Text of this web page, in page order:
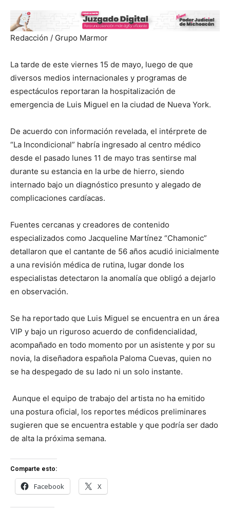
Redacción / Grupo Marmor
La tarde de este viernes 15 de mayo, luego de que
diversos medios internacionales y programas de
espectáculos reportaran la hospitalización de
emergencia de Luis Miguel en la ciudad de Nueva York.
De acuerdo con información revelada, el intérprete de
“La Incondicional” habría ingresado al centro médico
desde el pasado lunes 11 de mayo tras sentirse mal
durante su estancia en la urbe de hierro, siendo
internado bajo un diagnóstico presunto y alegado de
complicaciones cardíacas.
Fuentes cercanas y creadores de contenido
especializados como Jacqueline Martínez “Chamonic”
detallaron que el cantante de 56 años acudió inicialmente
a una revisión médica de rutina, lugar donde los
especialistas detectaron la anomalía que obligó a dejarlo
en observación.
Se ha reportado que Luis Miguel se encuentra en un área
VIP y bajo un riguroso acuerdo de confidencialidad,
acompañado en todo momento por un asistente y por su
novia, la diseñadora española Paloma Cuevas, quien no
se ha despegado de su lado ni un solo instante.
Aunque el equipo de trabajo del artista no ha emitido
una postura oficial, los reportes médicos preliminares
sugieren que se encuentra estable y que podría ser dado
de alta la próxima semana.
Comparte esto:
Facebook X